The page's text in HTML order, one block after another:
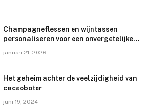
Champagneflessen en wijntassen
personaliseren voor een onvergetelijke
merkervaring
januari 21, 2026
Het geheim achter de veelzijdigheid van
cacaoboter
juni 19, 2024